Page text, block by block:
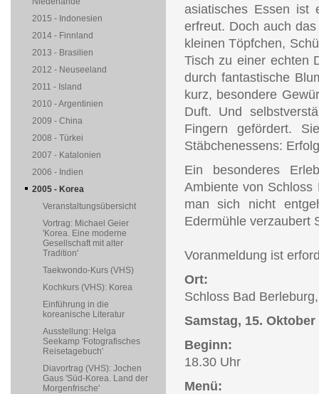
asiatisches Essen ist
erfreut. Doch auch
kleinen Töpfchen,
Tisch zu einer echten
durch fantastische
kurz, besondere
Duft. Und
Fingern gefördert.
Stäbchenessens:
Ein besonderes
Ambiente von
man sich nicht
Edermühle verzaubert
Voranmeldung ist
Ort:
Schloss Bad
Samstag, 15. Oktober
Beginn:
18.30 Uhr
Menü:
2015 - Indonesien
2014 - Finnland
2013 - Brasilien
2012 - Neuseeland
2011 - Island
2010 - Argentinien
2009 - China
2008 - Türkei
2007 - Katalonien
2006 - Indien
2005 - Korea
Veranstaltungsübersicht
Vortrag: Michael Geier
'Korea. Eine moderne
Gesellschaft mit alter
Tradition'
Taekwondo-Kurs (VHS)
Kochkurs (VHS): Korea
Einführung in die
koreanische Literatur
Ausstellung: Helga
Seekamp 'Fotografisches
Reisetagebuch'
Diavortrag (VHS): Jochen
Gaus 'Süd-Korea. Land der
Morgenfrische'